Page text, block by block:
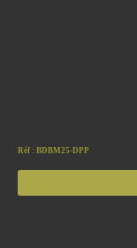
Réf : BDBM25-DPP